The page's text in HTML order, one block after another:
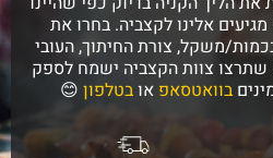
אלינו לקצביה. בחרו את
משקל, צורת החיתוך, העובי
שתרצו צוות הקצביה ישמח לספק
בוואטסאפ אובטלפון 😊